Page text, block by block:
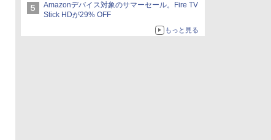
Amazonデバイス対象のサマーセール。Fire TV
Stick HDが29% OFF
もっと見る